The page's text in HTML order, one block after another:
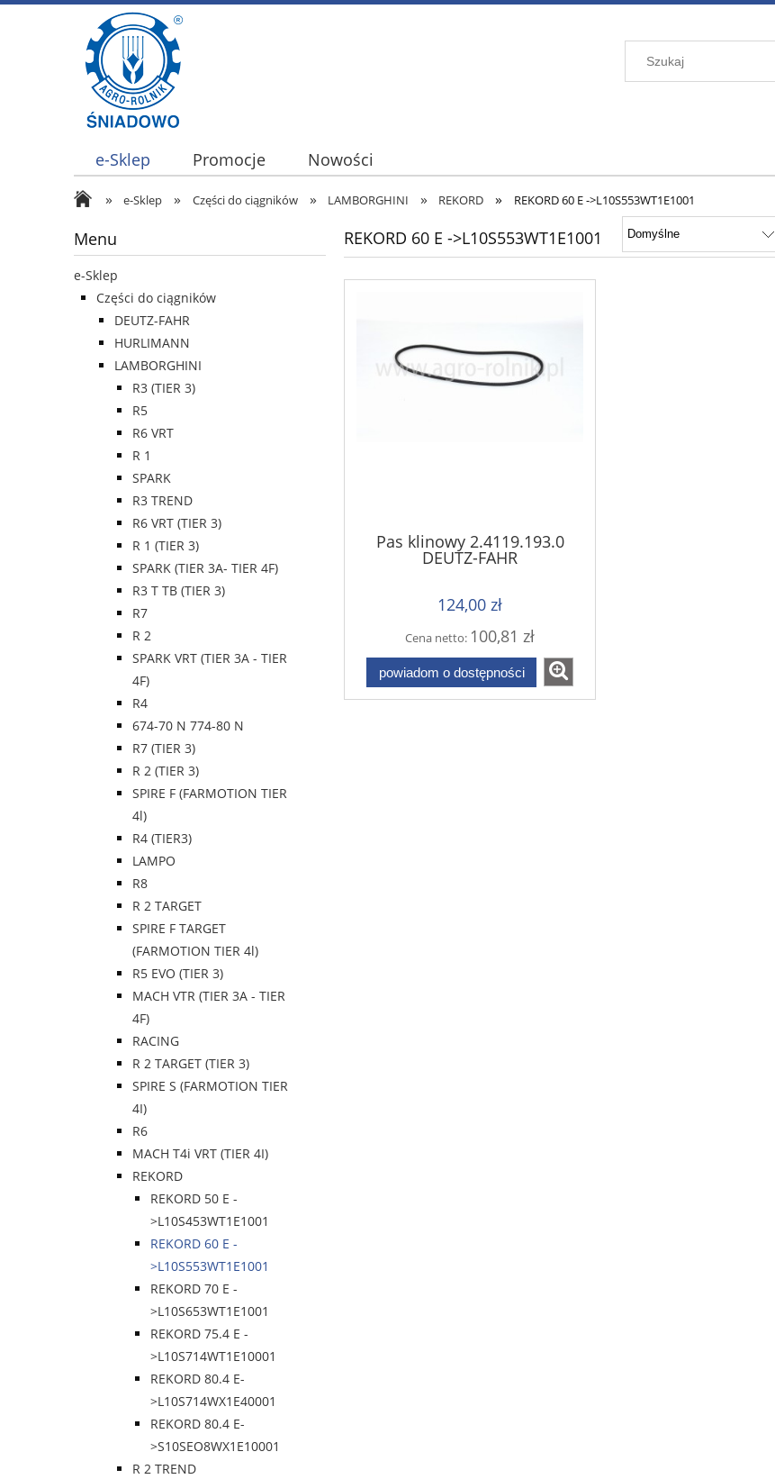
e-Sklep Promocje Nowości
» e-Sklep » Części do ciągników » LAMBORGHINI » REKORD » REKORD 60 E ->L10S553WT1E1001
Menu
e-Sklep
Części do ciągników
DEUTZ-FAHR
HURLIMANN
LAMBORGHINI
R3 (TIER 3)
R5
R6 VRT
R 1
SPARK
R3 TREND
R6 VRT (TIER 3)
R 1 (TIER 3)
SPARK (TIER 3A- TIER 4F)
R3 T TB (TIER 3)
R7
R 2
SPARK VRT (TIER 3A - TIER
4F)
R4
674-70 N 774-80 N
R7 (TIER 3)
R 2 (TIER 3)
SPIRE F (FARMOTION TIER
4l)
R4 (TIER3)
LAMPO
R8
R 2 TARGET
SPIRE F TARGET
(FARMOTION TIER 4l)
R5 EVO (TIER 3)
MACH VTR (TIER 3A - TIER
4F)
RACING
R 2 TARGET (TIER 3)
SPIRE S (FARMOTION TIER
4I)
R6
MACH T4i VRT (TIER 4I)
REKORD
REKORD 50 E -
>L10S453WT1E1001
REKORD 60 E -
>L10S553WT1E1001
REKORD 70 E -
>L10S653WT1E1001
REKORD 75.4 E -
>L10S714WT1E10001
REKORD 80.4 E-
>L10S714WX1E40001
REKORD 80.4 E-
>S10SEO8WX1E10001
R 2 TREND
REKORD 60 E ->L10S553WT1E1001
Pas klinowy 2.4119.193.0
DEUTZ-FAHR
124,00 zł
Cena netto: 100,81 zł
powiadom o dostępności